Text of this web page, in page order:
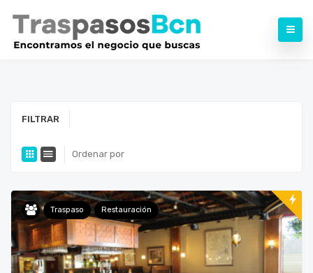
FILTRAR
Ordenar por
Traspaso Restauración